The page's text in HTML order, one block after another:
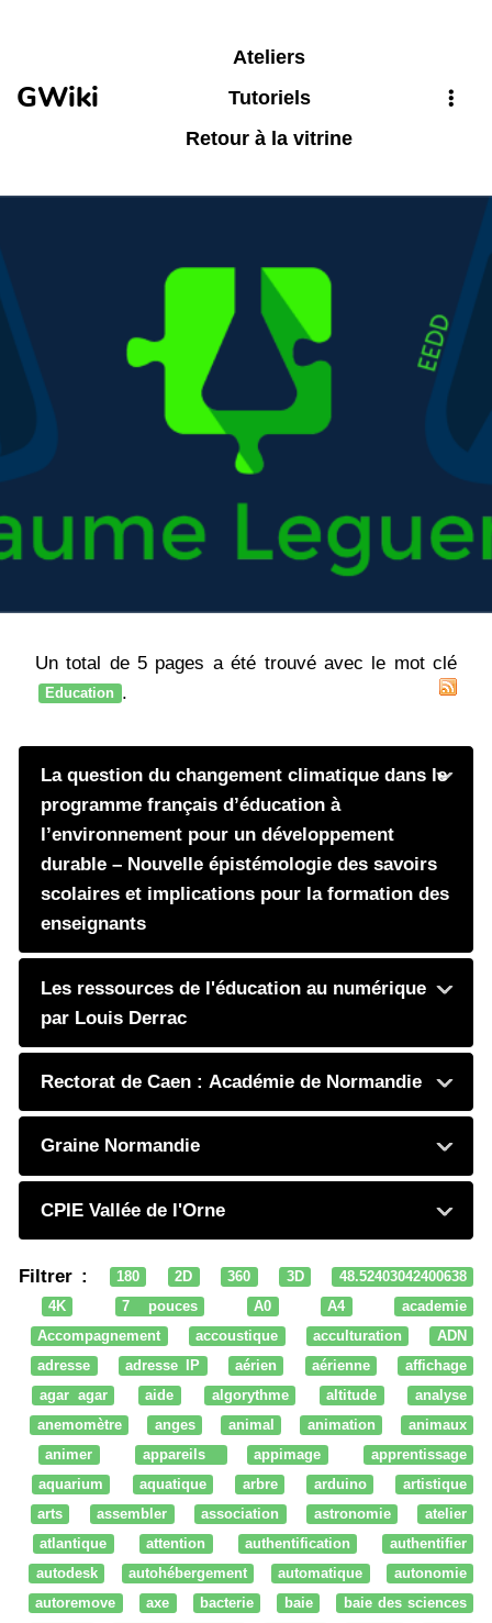
GWiki
Ateliers
Tutoriels
Retour à la vitrine
Un total de 5 pages a été trouvé avec le mot clé
Education .
La question du changement climatique dans le
programme français d’éducation à
l’environnement pour un développement
durable – Nouvelle épistémologie des savoirs
scolaires et implications pour la formation des
enseignants
Les ressources de l'éducation au numérique
par Louis Derrac
Rectorat de Caen : Académie de Normandie
Graine Normandie
CPIE Vallée de l'Orne
Filtrer : 180 2D 360 3D
48.52403042400638
4K
7 pouces A0 A4
academie
Accompagnement
accoustique acculturation
ADN
adresse
adresse IP aérien aérienne
affichage
agar agar
aide algorythme altitude
analyse
anemomètre
anges animal animation
animaux
animer
appareils appimage
apprentissage
aquarium
aquatique arbre arduino
artistique
arts
assembler association astronomie
atelier
atlantique
attention authentification
authentifier
autodesk
autohébergement automatique
autonomie
autoremove
axe bacterie baie
baie des sciences